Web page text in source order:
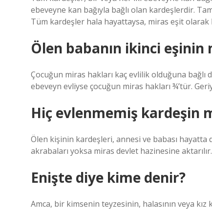
ebeveyne kan bağıyla bağlı olan kardeşlerdir.
Tüm kardeşler hala hayattaysa, miras eşit
Ölen babanın ikinci
Çocuğun miras hakları kaç evlilik olduğuna
ebeveyn evliyse çocuğun miras hakları ¾’tür.
Hiç evlenmemiş kardeşin
Ölen kişinin kardeşleri, annesi ve babası
akrabaları yoksa miras devlet hazinesine aktarılır.
Enişte diye kime denir?
Amca, bir kimsenin teyzesinin, halasının veya kız